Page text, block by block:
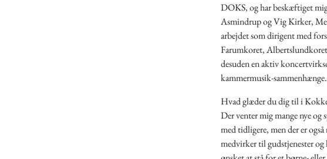
DOKS, og har beskæftiget
Asmindrup og Vig Kirker,
arbejdet som dirigent med
Farumkoret,
desuden en aktiv
kammermusik-sammenhænge.
Hvad glæder du dig til i
Der venter mig mange nye
med tidligere, men der er
medvirker til gudstjenester og